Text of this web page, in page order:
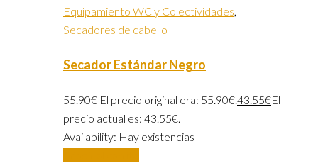
Equipamiento WC y Colectividades,
Secadores de cabello
Secador Estándar Negro
55.90€ El precio original era: 55.90€.43.55€El
precio actual es: 43.55€.
Availability: Hay existencias